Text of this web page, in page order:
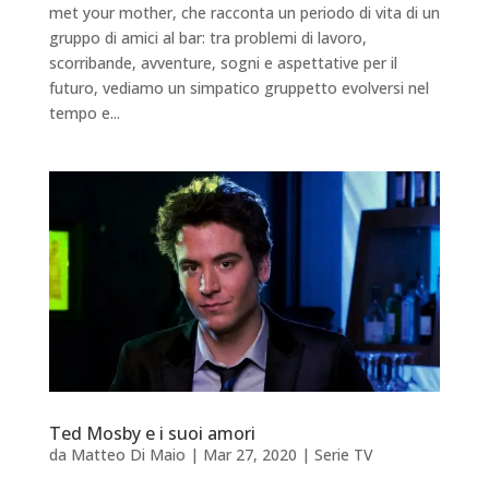
met your mother, che racconta un periodo di vita di un
gruppo di amici al bar: tra problemi di lavoro,
scorribande, avventure, sogni e aspettative per il
futuro, vediamo un simpatico gruppetto evolversi nel
tempo e...
Ted Mosby e i suoi amori
da Matteo Di Maio | Mar 27, 2020 | Serie TV